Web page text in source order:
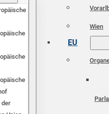
der
Wien
EU